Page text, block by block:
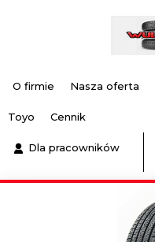
O firmie Nasza oferta
Toyo Cennik
Dla pracowników